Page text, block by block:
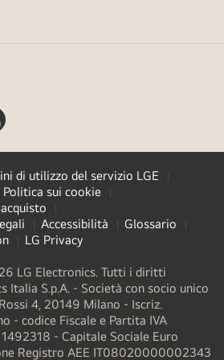
di utilizzo del servizio LGE
Politica sui cookie
Accessibilità
Glossario
LG Privacy
LG Electronics. Tutti i diritti
Italia S.p.A. - Società con socio unico
4, 20149 Milano - Iscriz.
- codice Fiscale e Partita IVA
- Capitale Sociale Euro
Registro AEE IT08020000002343​